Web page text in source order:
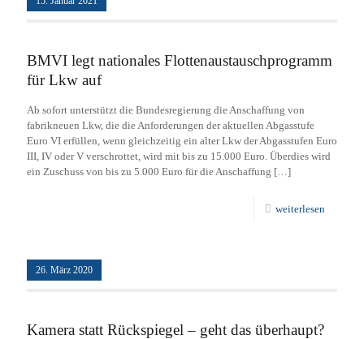
BMVI legt nationales Flottenaustauschprogramm
für Lkw auf
Ab sofort unterstützt die Bundesregierung die Anschaffung von
fabrikneuen Lkw, die die Anforderungen der aktuellen Abgasstufe
Euro VI erfüllen, wenn gleichzeitig ein alter Lkw der Abgasstufen Euro
III, IV oder V verschrottet, wird mit bis zu 15.000 Euro. Überdies wird
ein Zuschuss von bis zu 5.000 Euro für die Anschaffung […]
weiterlesen
26. März 2020
Kamera statt Rückspiegel – geht das überhaupt?